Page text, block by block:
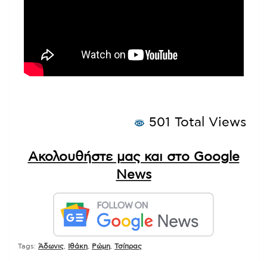
501 Total Views
Ακολουθήστε μας και στο Google
News
Tags: Άδωνις Ιθάκη Ρώμη Τσίπρας